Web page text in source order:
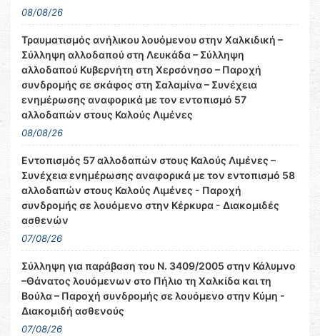
08/08/26
Τραυματισμός ανήλικου λουόμενου στην Χαλκιδική –
Σύλληψη αλλοδαπού στη Λευκάδα – Σύλληψη
αλλοδαπού Κυβερνήτη στη Χερσόνησο – Παροχή
συνδρομής σε σκάφος στη Σαλαμίνα – Συνέχεια
ενημέρωσης αναφορικά με τον εντοπισμό 57
αλλοδαπών στους Καλούς Λιμένες
08/08/26
Εντοπισμός 57 αλλοδαπών στους Καλούς Λιμένες –
Συνέχεια ενημέρωσης αναφορικά με τον εντοπισμό 58
αλλοδαπών στους Καλούς Λιμένες - Παροχή
συνδρομής σε λουόμενο στην Κέρκυρα - Διακομιδές
ασθενών
07/08/26
Σύλληψη για παράβαση του Ν. 3409/2005 στην Κάλυμνο
–Θάνατος λουόμενων στο Πήλιο τη Χαλκίδα και τη
Βούλα – Παροχή συνδρομής σε λουόμενο στην Κύμη -
Διακομιδή ασθενούς
07/08/26